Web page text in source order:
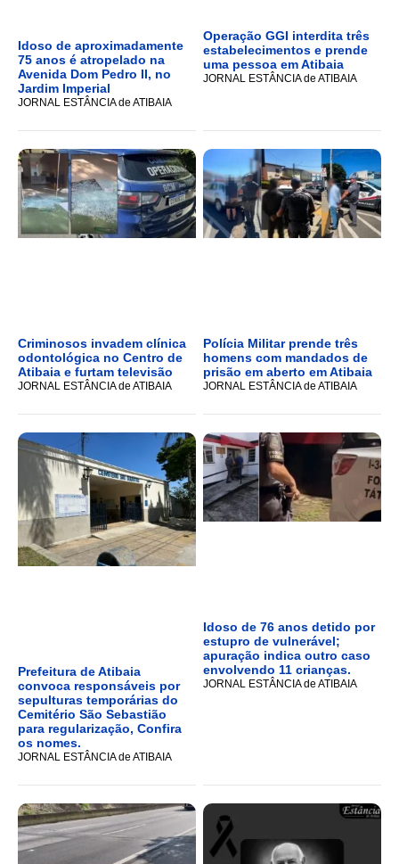
Idoso de aproximadamente
75 anos é atropelado na
Avenida Dom Pedro II, no
Jardim Imperial
JORNAL ESTÂNCIA de ATIBAIA
Operação GGI interdita três
estabelecimentos e prende
uma pessoa em Atibaia
JORNAL ESTÂNCIA de ATIBAIA
Criminosos invadem clínica
odontológica no Centro de
Atibaia e furtam televisão
JORNAL ESTÂNCIA de ATIBAIA
Polícia Militar prende três
homens com mandados de
prisão em aberto em Atibaia
JORNAL ESTÂNCIA de ATIBAIA
Prefeitura de Atibaia
convoca responsáveis por
sepulturas temporárias do
Cemitério São Sebastião
para regularização, Confira
os nomes.
JORNAL ESTÂNCIA de ATIBAIA
Idoso de 76 anos detido por
estupro de vulnerável;
apuração indica outro caso
envolvendo 11 crianças.
JORNAL ESTÂNCIA de ATIBAIA